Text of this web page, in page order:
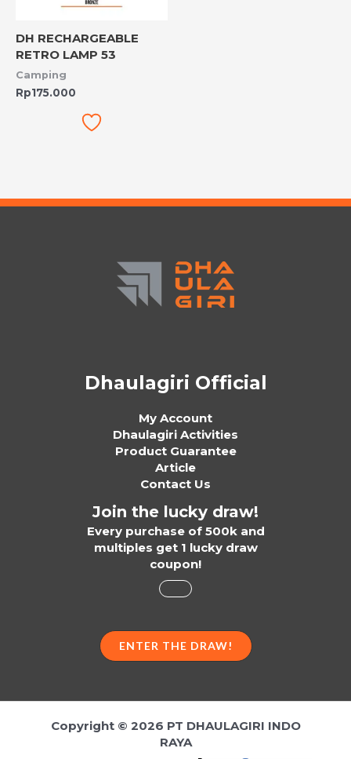
DH RECHARGEABLE
RETRO LAMP 53
Camping
Rp175.000
Dhaulagiri Official
My Account
Dhaulagiri Activities
Product Guarantee
Article
Contact Us
Join the lucky draw!
Every purchase of 500k and
multiples get 1 lucky draw
coupon!
ENTER THE DRAW!
Copyright © 2026 PT DHAULAGIRI INDO
RAYA